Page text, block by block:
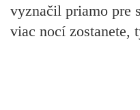
vyznačil priamo pre
viac nocí zostanete,